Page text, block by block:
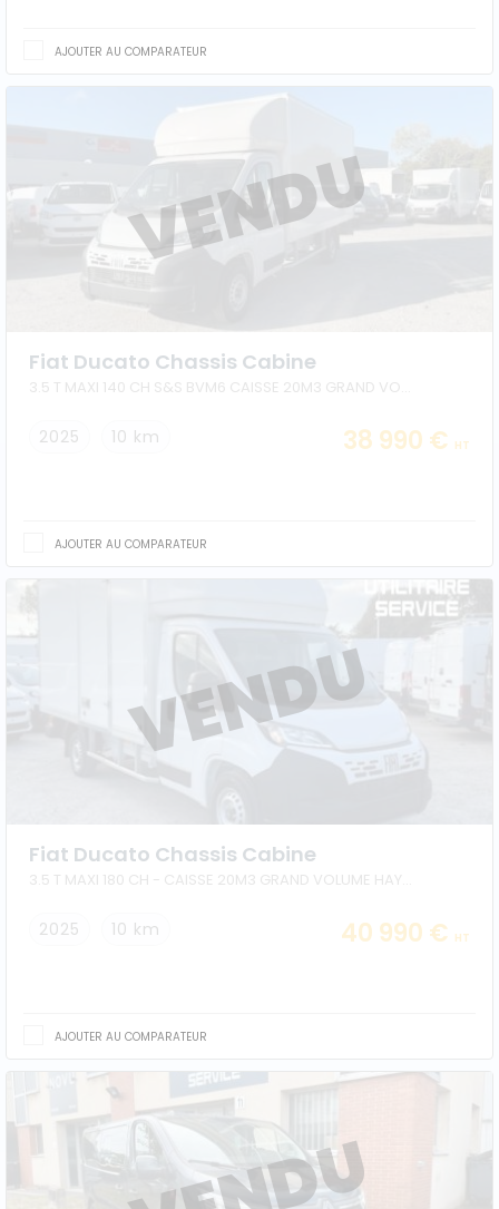
AJOUTER AU COMPARATEUR
Fiat Ducato Chassis Cabine
2025 10 km 38 990 € HT
AJOUTER AU COMPARATEUR
Fiat Ducato Chassis Cabine
2025 10 km 40 990 € HT
AJOUTER AU COMPARATEUR